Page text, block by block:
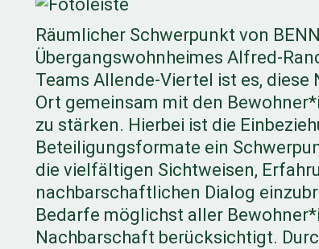
Räumlicher Schwerpunkt von
Übergangswohnheimes Alfred-
Teams Allende-Viertel ist es,
Ort gemeinsam mit den
zu stärken. Hierbei ist die
Beteiligungsformate ein
die vielfältigen Sichtweisen,
nachbarschaftlichen Dialog
Bedarfe möglichst aller
Nachbarschaft berücksichtigt.